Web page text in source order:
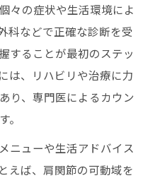
々の症状や生活環境によ
科などで正確な診断を受
することが最初のステッ
は、リハビリや治療に力
り、専門医によるカウン
。
ニューや生活アドバイス
えば、肩関節の可動域を